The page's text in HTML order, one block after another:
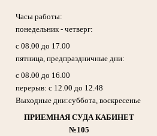
Часы работы:
понедельник - четверг:
с 08.00 до 17.00
пятница, предпраздничные дни:
с 08.00 до 16.00
перерыв: с 12.00 до 12.48
Выходные дни:суббота, воскресенье
ПРИЕМНАЯ СУДА КАБИНЕТ
№105